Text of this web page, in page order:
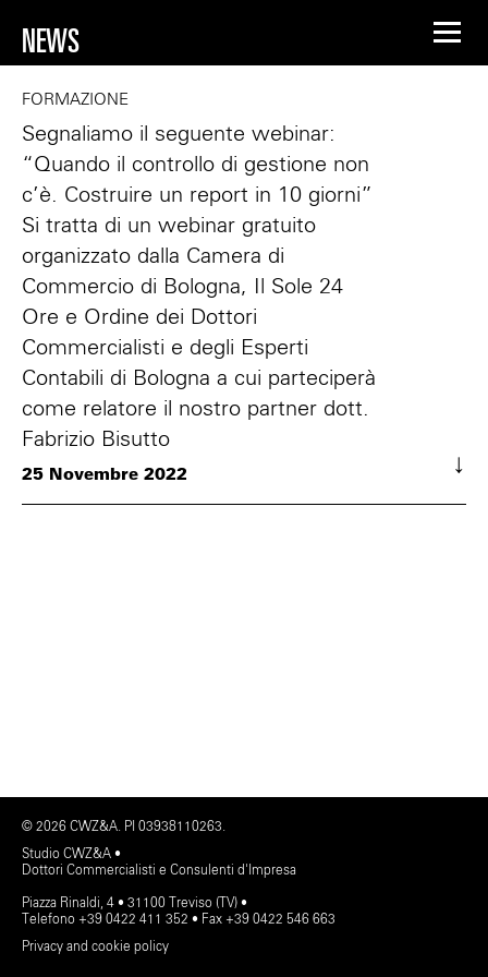
NEWS
FORMAZIONE
Segnaliamo il seguente webinar:
“Quando il controllo di gestione non
c’è. Costruire un report in 10 giorni”
Si tratta di un webinar gratuito
organizzato dalla Camera di
Commercio di Bologna, Il Sole 24
Ore e Ordine dei Dottori
Commercialisti e degli Esperti
Contabili di Bologna a cui parteciperà
come relatore il nostro partner dott.
Fabrizio Bisutto
25 Novembre 2022
© 2026 CWZ&A. PI 03938110263.
Studio CWZ&A •
Dottori Commercialisti e Consulenti d'Impresa
Piazza Rinaldi, 4 • 31100 Treviso (TV) •
Telefono +39 0422 411 352 • Fax +39 0422 546 663
Privacy and cookie policy